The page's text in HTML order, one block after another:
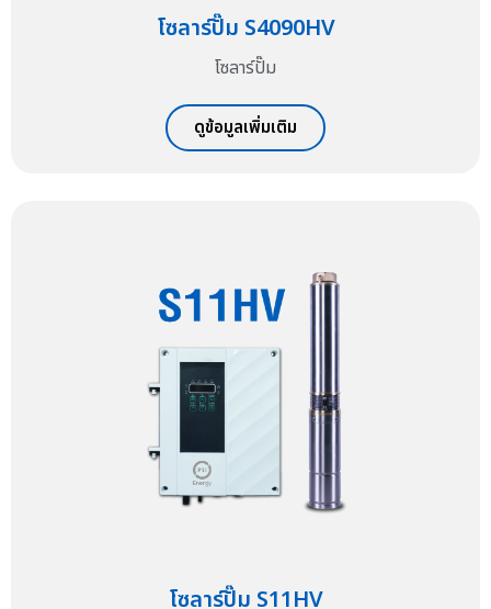
โซลาร์ปั๊ม S4090HV
โซลาร์ปั๊ม
ดูข้อมูลเพิ่มเติม
โซลาร์ปั๊ม S11HV